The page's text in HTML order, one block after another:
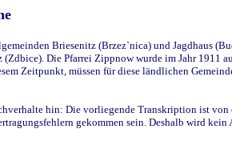
Briesenitz (Brzez`nica) und Jagdhaus
Die Pfarrei Zippnow wurde im Jahr
Zeitpunkt, müssen für diese ländlichen
hin: Die vorliegende Transkription ist
gekommen sein. Deshalb wird kein